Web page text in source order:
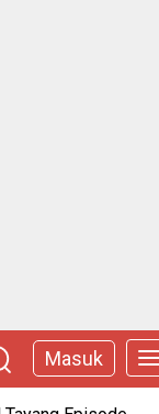
Masuk